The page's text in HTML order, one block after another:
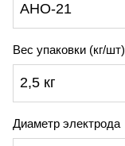
АНО-21
Вес упаковки (кг/шт)
2,5 кг
Диаметр электрода